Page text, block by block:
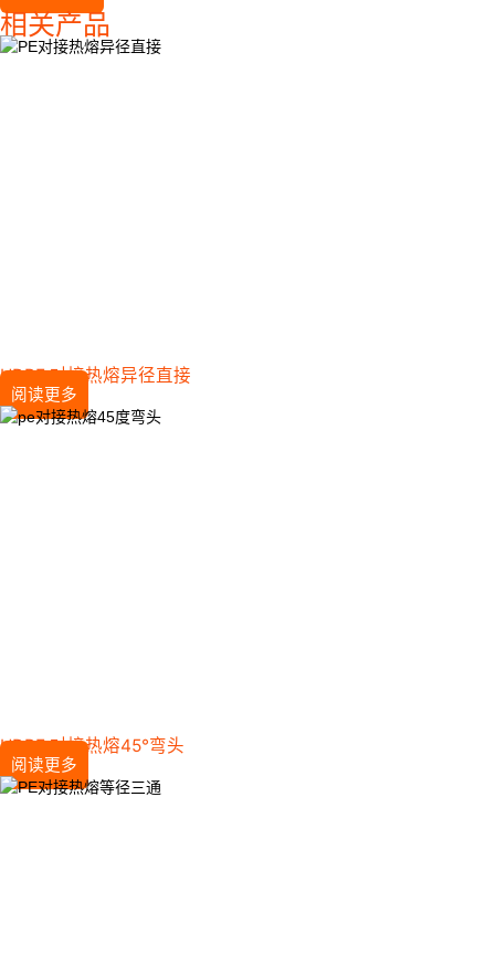
相关产品
HDPE 对接热熔异径直接
阅读更多
HDPE 对接热熔45°弯头
阅读更多